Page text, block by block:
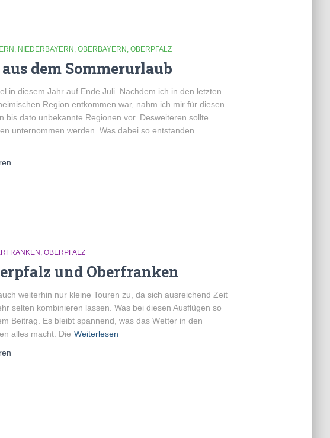
NIEDERBAYERN OBERBAYERN OBERPFALZ
dem Sommerurlaub
in diesem Jahr auf Ende Juli. Nachdem ich in den letzten
Region entkommen war, nahm ich mir für diesen
bis dato unbekannte Regionen vor. Desweiteren sollte
unternommen werden. Was dabei so entstanden
OBERPFALZ
und Oberfranken
weiterhin nur kleine Touren zu, da sich ausreichend Zeit
selten kombinieren lassen. Was bei diesen Ausflügen so
Beitrag. Es bleibt spannend, was das Wetter in den
alles macht. Die Weiterlesen